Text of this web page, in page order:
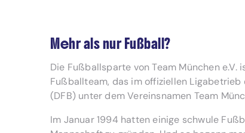
Mehr als nur Fußball?
Die Fußballsparte von Team München e.V.
Fußballteam, das im offiziellen
(DFB) unter dem Vereinsnamen Team
Im Januar 1994 hatten einige schwule